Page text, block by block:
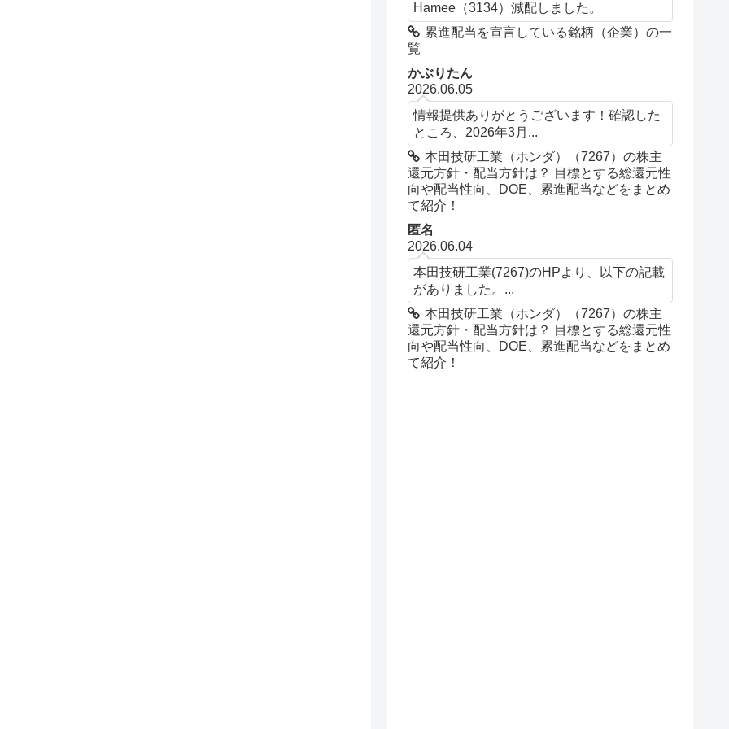
Hamee（3134）減配しました。
累進配当を宣言している銘柄（企業）の一
覧
かぶりたん
2026.06.05
情報提供ありがとうございます！確認した
ところ、2026年3月...
本田技研工業（ホンダ）（7267）の株主
還元方針・配当方針は？ 目標とする総還元性
向や配当性向、DOE、累進配当などをまとめ
て紹介！
匿名
2026.06.04
本田技研工業(7267)のHPより、以下の記載
がありました。...
本田技研工業（ホンダ）（7267）の株主
還元方針・配当方針は？ 目標とする総還元性
向や配当性向、DOE、累進配当などをまとめ
て紹介！